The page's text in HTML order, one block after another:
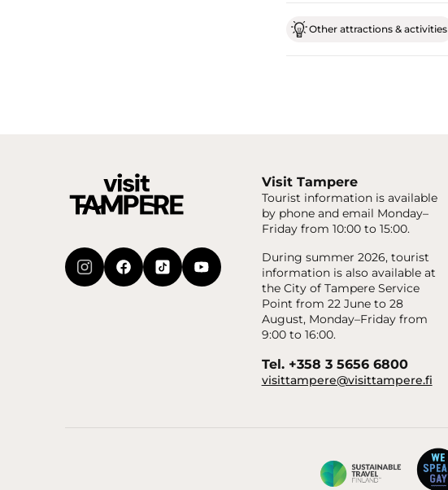
Other attractions & activities
Visit Tampere
Tourist information is available
by phone and email Monday–
Friday from 10:00 to 15:00.
During summer 2026, tourist
information is also available at
the City of Tampere Service
Point from 22 June to 28
August, Monday–Friday from
9:00 to 16:00.
Tel. +358 3 5656 6800
visittampere@visittampere.fi